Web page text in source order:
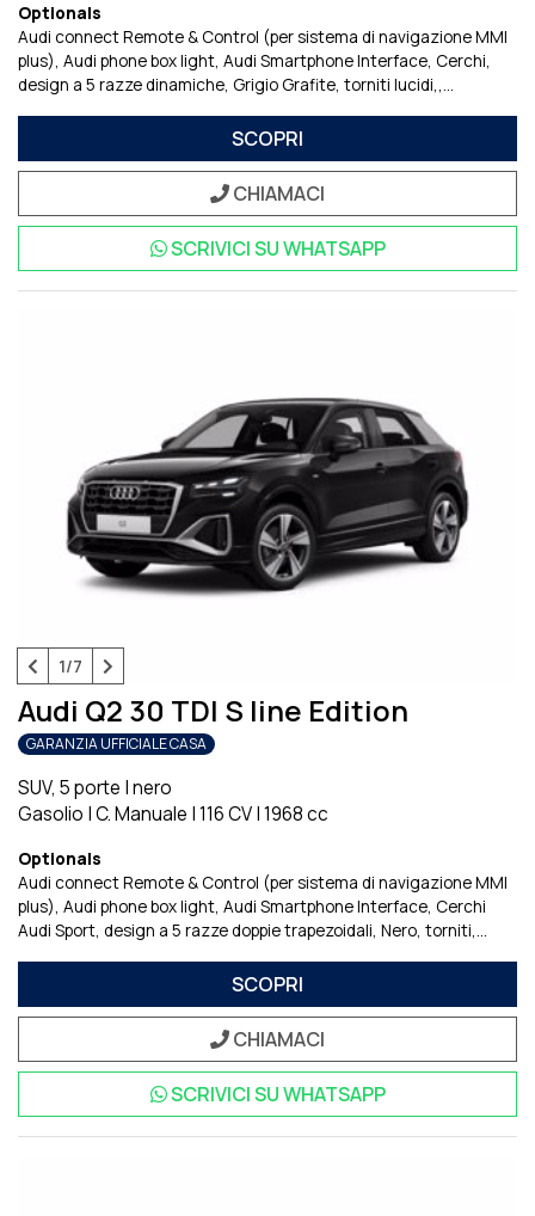
Optionals
Audi connect Remote & Control (per sistema di navigazione MMI
plus) Audi phone box light Audi Smartphone Interface Cerchi,
design a 5 razze dinamiche, Grigio Grafite, torniti lucidi,
Chiave comfort, senza SAFELOCK Fari Matrix LED e fanali di coda
a LED Impianto di regolazione della velocitU Inserti decorativi in
Alluminio Opaco Spazzolato
combinazione tessuto/pelle in Pacchetto Assistenza parcheggio
Pacchetto Equipaggiamenti Italia Predisposizione per sistema di
Sistema di Navigazione e Infotainment Audi
Connect Vetro parasole oscurato Volante in pelle con profilo
SCOPRI
CHIAMACI
SCRIVICI SUWHATSAPP
1/7
Audi Q2 30 TDI S line Edition
GARANZIA UFFICIALE CASA
SUV, 5 porte |nero
Gasolio |C. Manuale |116 CV|1968 cc
Optionals
Audi connect Remote & Control (per sistema di navigazione MMI
plus) Audi phone box light Audi Smartphone Interface Cerchi
Audi Sport, design a 5 razze doppie trapezoidali, Nero, torniti
Fari Matrix LED e fanali di coda a LED
Impianto di regolazione della velocitU Pacchetto Assistenza
Pacchetto Equipaggiamenti Italia
Pacchetto Luci Ambiente
Predisposizione per sistema di navigazione Sistema di
Navigazione e Infotainment Audi Connect Vetro parasole
oscurato Volante in pelle con profilo sportivo, 3 razze, appiattito
SCOPRI
CHIAMACI
SCRIVICI SUWHATSAPP